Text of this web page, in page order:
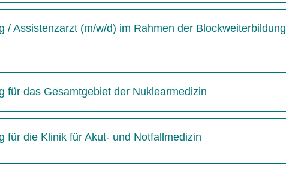
/ Assistenzarzt (m/w/d) im Rahmen der Blockweiterbildung
für das Gesamtgebiet der Nuklearmedizin
für die Klinik für Akut- und Notfallmedizin